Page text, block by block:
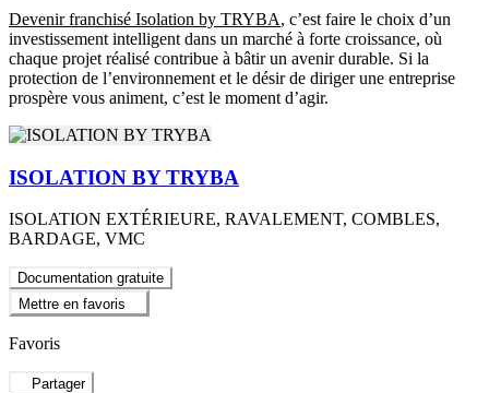
Devenir franchisé Isolation by TRYBA, c’est faire le choix d’un
investissement intelligent dans un marché à forte croissance, où
chaque projet réalisé contribue à bâtir un avenir durable. Si la
protection de l’environnement et le désir de diriger une entreprise
prospère vous animent, c’est le moment d’agir.
ISOLATION BY TRYBA
ISOLATION EXTÉRIEURE, RAVALEMENT, COMBLES,
BARDAGE, VMC
Documentation gratuite
Mettre en favoris
Favoris
Partager